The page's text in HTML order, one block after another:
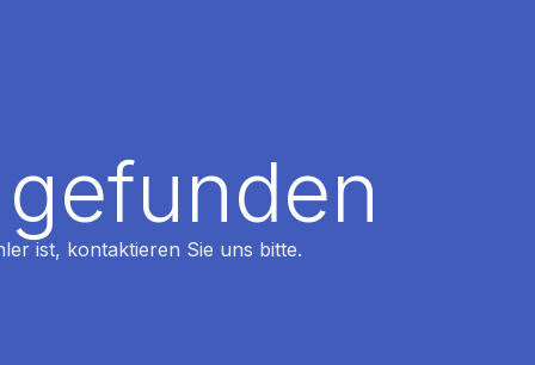
ist, kontaktieren Sie uns bitte.